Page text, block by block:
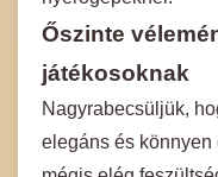
Őszinte
játékosoknak
Nagyrabecsüljük,
elegáns és könnyen